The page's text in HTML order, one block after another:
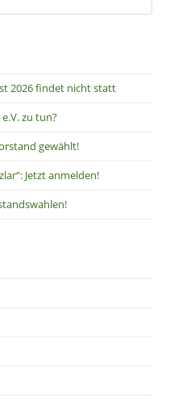
2026 findet nicht statt
zu tun?
gewählt!
Jetzt anmelden!